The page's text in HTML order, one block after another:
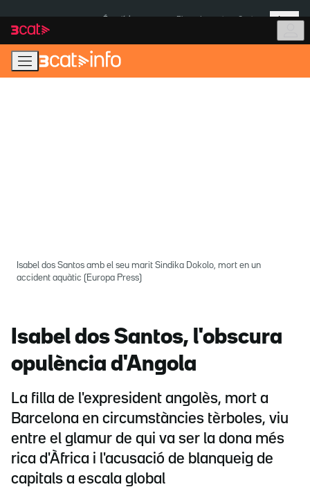
navegació
principal
contingut
Més
Isabel dos Santos amb el seu marit Sindika Dokolo, mort en un
accident aquàtic (Europa Press)
Isabel dos Santos, l'obscura
opulència d'Angola
La filla de l'expresident angolès, mort a
Barcelona en circumstàncies tèrboles, viu
entre el glamur de qui va ser la dona més
rica d'Àfrica i l'acusació de blanqueig de
capitals a escala global